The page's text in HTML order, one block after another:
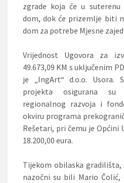
zgrade koja će u
dom, dok će prizemlje biti
dom za potrebe Mjesne
Vrijednost Ugovora za
49.673,09 KM s uključenim
je „IngArt“ d.o.o. Usora.
projekta osigurana su
regionalnog razvoja i
okviru programa
Rešetari, pri čemu je Općini
18.200,00 eura.
Tijekom obilaska gradilišta,
nazočni su bili Mario